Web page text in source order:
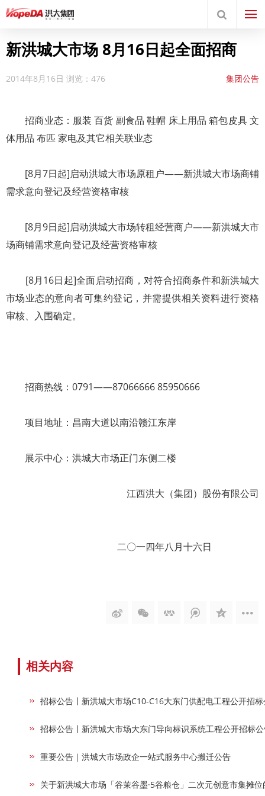
新洪城大市场 8月16日起全面招商
2014年8月16日 浏览：476 集团公告
招商业态：服装 百货 副食品 鞋帽 床上用品 箱包皮具 文
体用品 布匹 家电及其它相关联业态
[8月7日起]启动洪城大市场原租户——新洪城大市场商铺
需求意向登记及经营资格审核
[8月9日起]启动洪城大市场转租经营商户——新洪城大市
场商铺需求意向登记及经营资格审核
[8月16日起]全面启动招商，对符合招商条件和新洪城大
市场业态的意向者可集约登记，并需提供相关资料进行资格
审核、入围确定。
招商热线：0791——87066666 85950666
项目地址：昌南大道以南沿赣江东岸
展示中心：洪城大市场正门东侧二楼
江西洪大（集团）股份有限公司
二〇一四年八月十六日
相关内容
招标公告丨新洪城大市场C10-C16大东门供配电工程公开招
招标公告丨新洪城大市场大东门导向标识系统工程公开招标
重要公告｜洪城大市场政企一站式服务中心搬迁公告
关于新洪城大市场「谷茉谷墨·5谷粮仓」二次元创意市集摊